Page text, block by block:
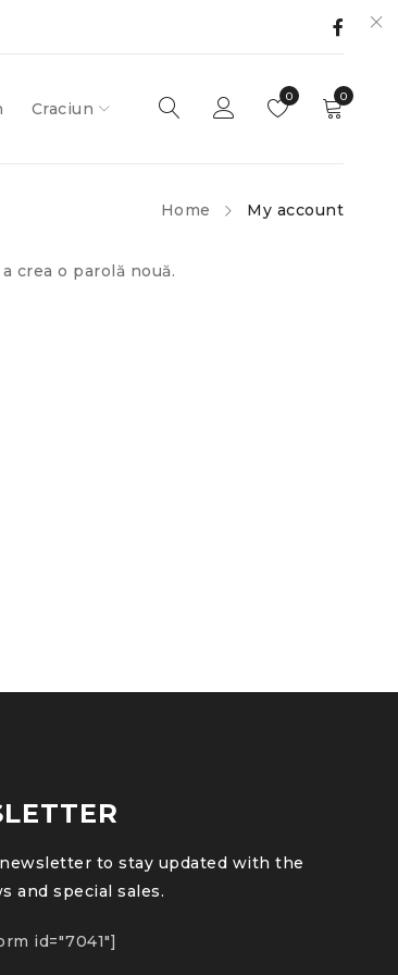
Craciun
0
0
Home My account
crea o parolă nouă.
to stay updated with the
and special sales.
id="7041"]